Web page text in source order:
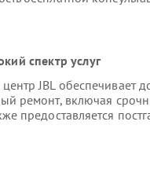
спектр услуг
JBL обеспечивает
ремонт, включая
предоставляется